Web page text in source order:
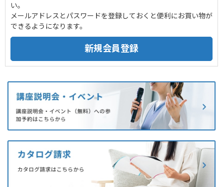
い。
メールアドレスとパスワードを登録しておくと便利にお買い物が
できるようになります。